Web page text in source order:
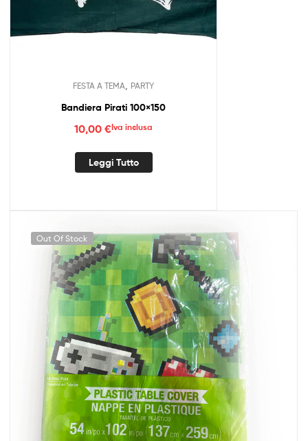
FESTA A TEMA, PARTY
Bandiera Pirati 100×150
10,00 €Iva inclusa
Leggi Tutto
Out Of Stock